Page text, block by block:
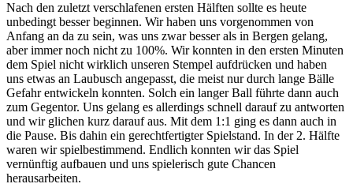
Nach den zuletzt verschlafenen ersten Hälften sollte es heute
unbedingt besser beginnen. Wir haben uns vorgenommen von
Anfang an da zu sein, was uns zwar besser als in Bergen gelang,
aber immer noch nicht zu 100%. Wir konnten in den ersten Minuten
dem Spiel nicht wirklich unseren Stempel aufdrücken und haben
uns etwas an Laubusch angepasst, die meist nur durch lange Bälle
Gefahr entwickeln konnten. Solch ein langer Ball führte dann auch
zum Gegentor. Uns gelang es allerdings schnell darauf zu antworten
und wir glichen kurz darauf aus. Mit dem 1:1 ging es dann auch in
die Pause. Bis dahin ein gerechtfertigter Spielstand. In der 2. Hälfte
waren wir spielbestimmend. Endlich konnten wir das Spiel
vernünftig aufbauen und uns spielerisch gute Chancen
herausarbeiten.